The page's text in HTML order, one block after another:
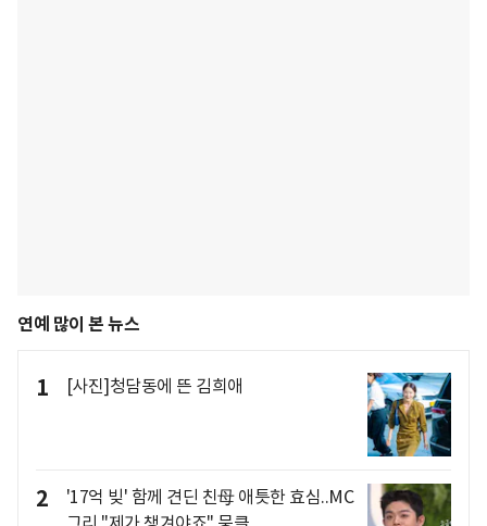
연예 많이 본 뉴스
1 [사진]청담동에 뜬 김희애
2
'17억 빚' 함께 견딘 친母 애틋한 효심..MC